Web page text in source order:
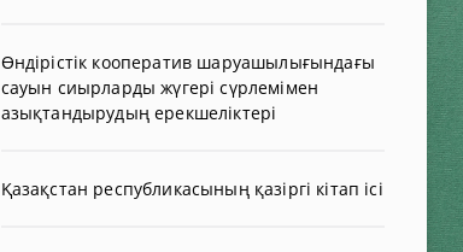
Өндірістік кооператив шаруашылығындағы
сауын сиырларды жүгері сүрлемімен
азықтандырудың ерекшеліктері
Қазақстан республикасының қазіргі кітап ісі